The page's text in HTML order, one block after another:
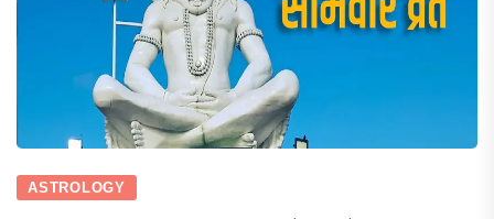
ASTROLOGY